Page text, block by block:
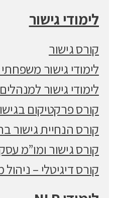
לימודי גישור
קורס גישור
לימודי גישור משפחתי
לימודי גישור
קורס פרקטיקום
קורס הנחיית גישור
קורס גישור ומו”מ
קורס דיגיטלי –